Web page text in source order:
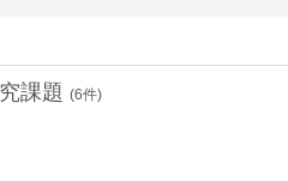
課題 (6件)